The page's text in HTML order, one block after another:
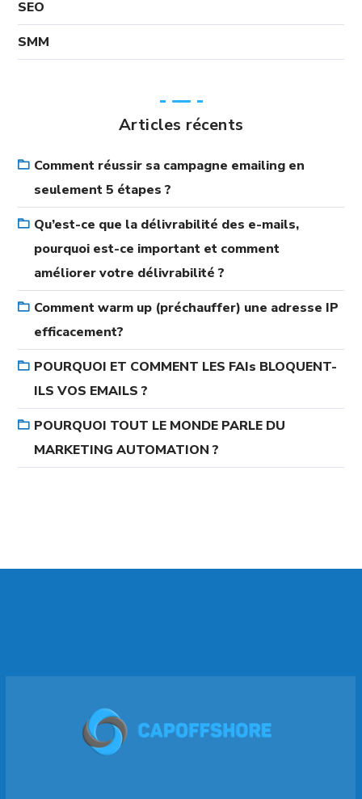
SEO
SMM
Articles récents
Comment réussir sa campagne emailing en
seulement 5 étapes ?
Qu’est-ce que la délivrabilité des e-mails,
pourquoi est-ce important et comment
améliorer votre délivrabilité ?
Comment warm up (préchauffer) une adresse IP
efficacement?
POURQUOI ET COMMENT LES FAIs BLOQUENT-
ILS VOS EMAILS ?
POURQUOI TOUT LE MONDE PARLE DU
MARKETING AUTOMATION ?